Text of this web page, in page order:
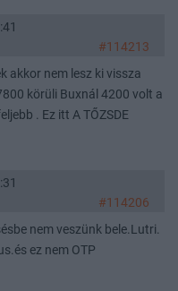
#114213
akkor nem lesz ki vissza
körüli Buxnál 4200 volt a
. Ez itt A TŐZSDE
#114206
nem veszünk bele.Lutri.
ez nem OTP